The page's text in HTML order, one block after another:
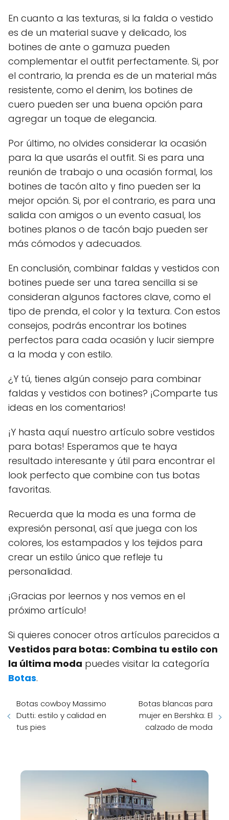
En cuanto a las texturas, si la falda o vestido
es de un material suave y delicado, los
botines de ante o gamuza pueden
complementar el outfit perfectamente. Si, por
el contrario, la prenda es de un material más
resistente, como el denim, los botines de
cuero pueden ser una buena opción para
agregar un toque de elegancia.
Por último, no olvides considerar la ocasión
para la que usarás el outfit. Si es para una
reunión de trabajo o una ocasión formal, los
botines de tacón alto y fino pueden ser la
mejor opción. Si, por el contrario, es para una
salida con amigos o un evento casual, los
botines planos o de tacón bajo pueden ser
más cómodos y adecuados.
En conclusión, combinar faldas y vestidos con
botines puede ser una tarea sencilla si se
consideran algunos factores clave, como el
tipo de prenda, el color y la textura. Con estos
consejos, podrás encontrar los botines
perfectos para cada ocasión y lucir siempre
a la moda y con estilo.
¿Y tú, tienes algún consejo para combinar
faldas y vestidos con botines? ¡Comparte tus
ideas en los comentarios!
¡Y hasta aquí nuestro artículo sobre vestidos
para botas! Esperamos que te haya
resultado interesante y útil para encontrar el
look perfecto que combine con tus botas
favoritas.
Recuerda que la moda es una forma de
expresión personal, así que juega con los
colores, los estampados y los tejidos para
crear un estilo único que refleje tu
personalidad.
¡Gracias por leernos y nos vemos en el
próximo artículo!
Si quieres conocer otros artículos parecidos a
Vestidos para botas: Combina tu estilo con
la última moda puedes visitar la categoría
Botas.
Botas cowboy Massimo
Dutti: estilo y calidad en
tus pies
Botas blancas para
mujer en Bershka: El
calzado de moda